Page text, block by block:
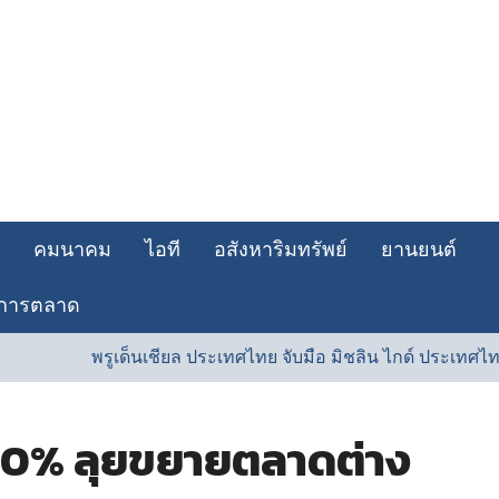
คมนาคม ไอที อสังหาริมทรัพย์
ยานยนต์
ารตลาด
พรูเด็นเชียล ประเทศไทย จับมือ มิชลิน ไกด์ ประเทศไทย รั
ลุยขยายตลาดต่าง